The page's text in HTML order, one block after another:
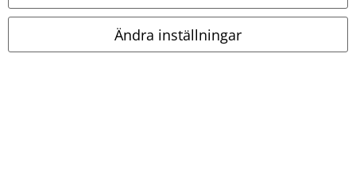
Ändra inställningar
@miss.kim.creative